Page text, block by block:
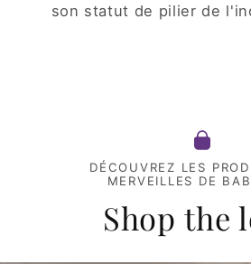
son statut de pilier de
DÉCOUVREZ LES
MERVEILLES DE
Shop the